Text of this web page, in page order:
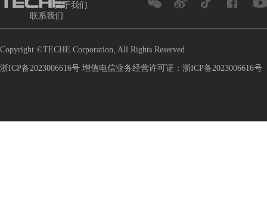
关于我们
联系我们
Copyright ©TECHE Corporation, All Rights Reserved
浙ICP备2023006616号 增值电信业务经营许可证：浙ICP备2023006616号